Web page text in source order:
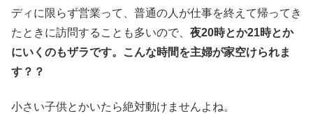
ディに限らず営業って、普通の人が仕事を終えて帰ってき
たときに訪問することも多いので、 夜20時とか21時とか
にいくのもザラです。こんな時間を主婦が家空けられま
す？？
小さい子供とかいたら絶対動けませんよね。